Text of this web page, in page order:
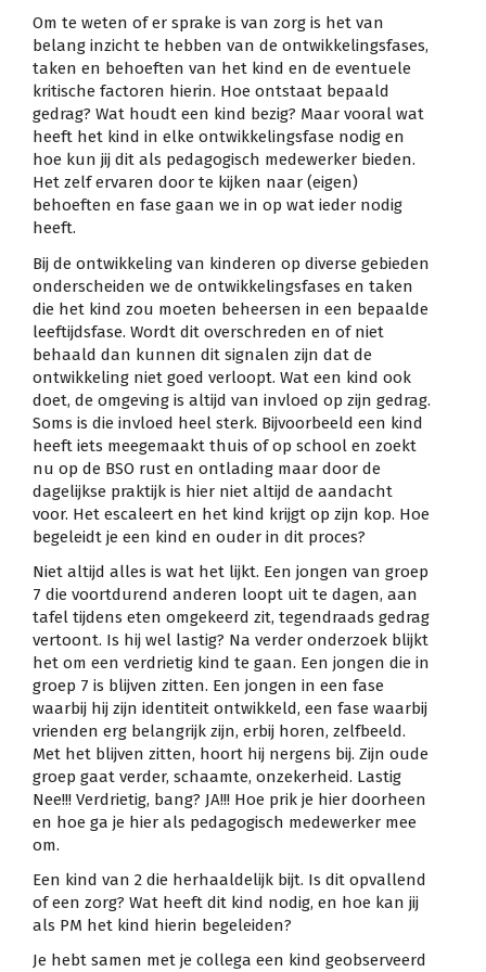
Om te weten of er sprake is van zorg is het van
belang inzicht te hebben van de ontwikkelingsfases,
taken en behoeften van het kind en de eventuele
kritische factoren hierin. Hoe ontstaat bepaald
gedrag? Wat houdt een kind bezig? Maar vooral wat
heeft het kind in elke ontwikkelingsfase nodig en
hoe kun jij dit als pedagogisch medewerker bieden.
Het zelf ervaren door te kijken naar (eigen)
behoeften en fase gaan we in op wat ieder nodig
heeft.
Bij de ontwikkeling van kinderen op diverse gebieden
onderscheiden we de ontwikkelingsfases en taken
die het kind zou moeten beheersen in een bepaalde
leeftijdsfase. Wordt dit overschreden en of niet
behaald dan kunnen dit signalen zijn dat de
ontwikkeling niet goed verloopt. Wat een kind ook
doet, de omgeving is altijd van invloed op zijn gedrag.
Soms is die invloed heel sterk. Bijvoorbeeld een kind
heeft iets meegemaakt thuis of op school en zoekt
nu op de BSO rust en ontlading maar door de
dagelijkse praktijk is hier niet altijd de aandacht
voor. Het escaleert en het kind krijgt op zijn kop. Hoe
begeleidt je een kind en ouder in dit proces?
Niet altijd alles is wat het lijkt. Een jongen van groep
7 die voortdurend anderen loopt uit te dagen, aan
tafel tijdens eten omgekeerd zit, tegendraads gedrag
vertoont. Is hij wel lastig? Na verder onderzoek blijkt
het om een verdrietig kind te gaan. Een jongen die in
groep 7 is blijven zitten. Een jongen in een fase
waarbij hij zijn identiteit ontwikkeld, een fase waarbij
vrienden erg belangrijk zijn, erbij horen, zelfbeeld.
Met het blijven zitten, hoort hij nergens bij. Zijn oude
groep gaat verder, schaamte, onzekerheid. Lastig
Nee!!! Verdrietig, bang? JA!!! Hoe prik je hier doorheen
en hoe ga je hier als pedagogisch medewerker mee
om.
Een kind van 2 die herhaaldelijk bijt. Is dit opvallend
of een zorg? Wat heeft dit kind nodig, en hoe kan jij
als PM het kind hierin begeleiden?
Je hebt samen met je collega een kind geobserveerd